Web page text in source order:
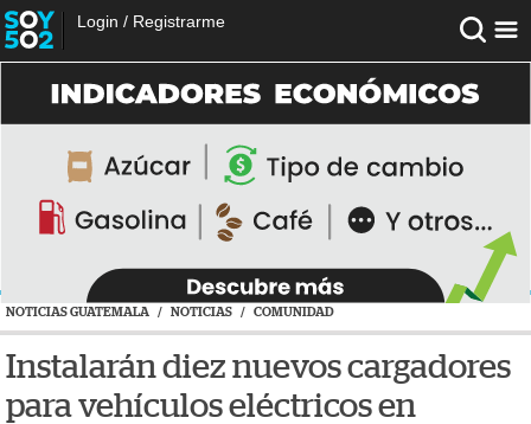
Login / Registrarme
NOTICIAS GUATEMALA / NOTICIAS / COMUNIDAD
Instalarán diez nuevos cargadores
para vehículos eléctricos en